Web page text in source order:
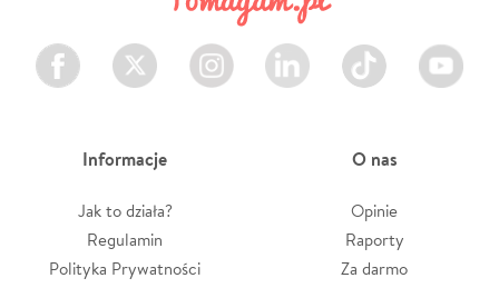
Facebook Twitter Instagram LinkedIn TikTok Youtube
Informacje
Jak to działa?
Regulamin
Polityka Prywatności
O nas
Opinie
Raporty
Za darmo